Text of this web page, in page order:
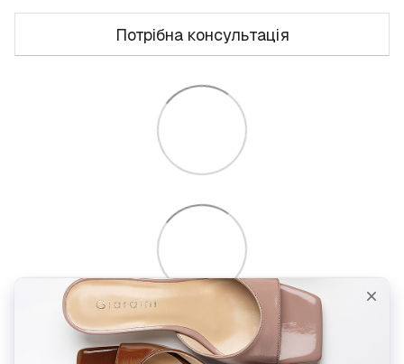
Потрібна консультація